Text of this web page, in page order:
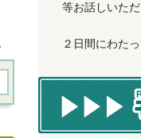
等お話しいただ
２日間にわた